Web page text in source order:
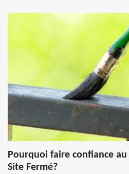
Pourquoi faire confiance
Site Fermé?